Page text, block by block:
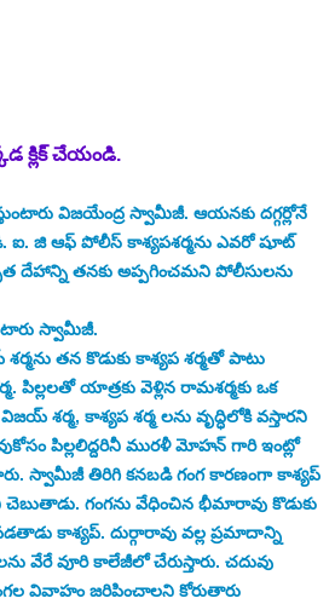
క్లిక్ చేయండి.
విజయేంద్ర స్వామీజీ. ఆయనకు దగ్గర్లోనే
డి. ఐ. జి ఆఫ్ పోలీస్ కాశ్యపశర్మను ఎవరో షూట్
దేహాన్ని తనకు అప్పగించమని పోలీసులను
స్వామీజీ.
తన కొడుకు కాశ్యప శర్మతో పాటు
పిల్లలతో యాత్రకు వెళ్లిన రామశర్మకు ఒక
శర్మ, కాశ్యప శర్మ లను వృద్ధిలోకి వస్తారని
పిల్లలిద్దరినీ మురళీ మోహన్ గారి ఇంట్లో
స్వామీజీ తిరిగి కనబడి గంగ కారణంగా కాశ్యప్
చెబుతాడు. గంగను వేధించిన భీమారావు కొడుకు
కాశ్యప్. దుర్గారావు వల్ల ప్రమాదాన్ని
వేరే వూరి కాలేజీలో చేరుస్తారు. చదువు
వివాహం జరిపించాలని కోరుతారు